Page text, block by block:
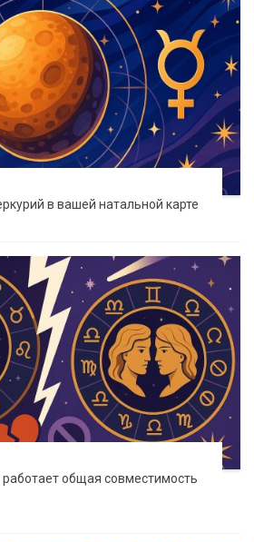
в вашей натальной карте
работает общая совместимость